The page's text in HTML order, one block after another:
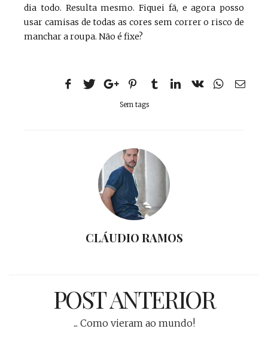
dia todo. Resulta mesmo. Fiquei fã, e agora posso
usar camisas de todas as cores sem correr o risco de
manchar a roupa. Não é fixe?
Sem tags
CLÁUDIO RAMOS
POST ANTERIOR
... Como vieram ao mundo!